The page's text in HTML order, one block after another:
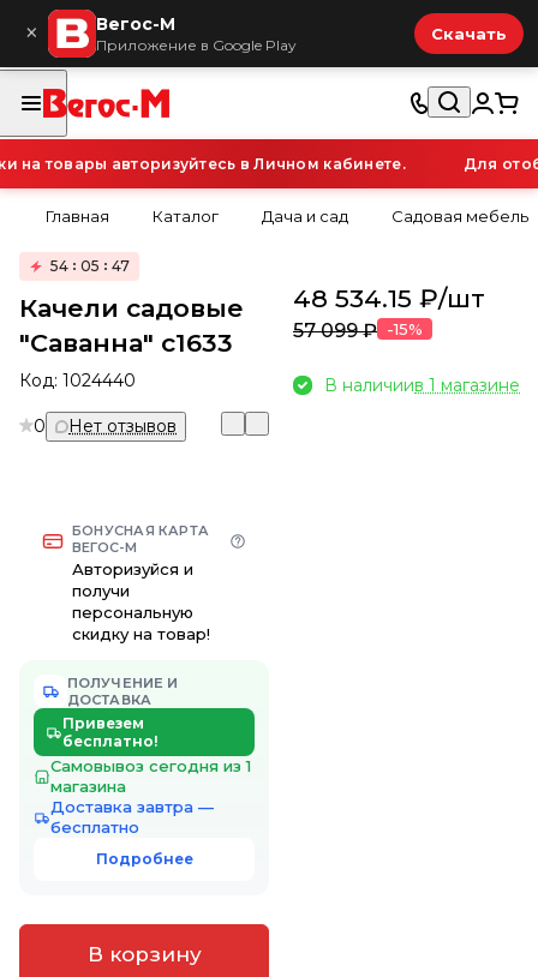
× Вегос-М
Приложение в Google Play
Скачать
товары авторизуйтесь в Личном кабинете. Для
Главная Каталог Дача и сад Садовая мебель
54 05 47
Качели садовые
"Саванна" с1633
Код: 1024440
0 Нет отзывов
БОНУСНАЯ КАРТА
ВЕГОС-М
Авторизуйся и
получи
персональную
скидку на товар!
ПОЛУЧЕНИЕ И
ДОСТАВКА
Привезем
бесплатно!
Самовывоз сегодня из 1
магазина
Доставка завтра —
бесплатно
Подробнее
В корзину
48 534.15 ₽/шт
57 099 ₽ -15%
В наличиив 1 магазине